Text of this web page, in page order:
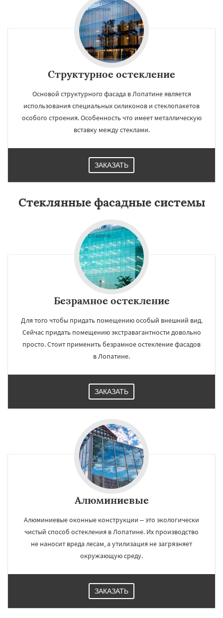
Структурное остекление
Основой структурного фасада в Лопатине является
использования специальных силиконов и стеклопакетов
особого строения. Особенность что имеет металлическую
вставку между стеклами.
ЗАКАЗАТЬ
Стеклянные фасадные системы
Безрамное остекление
Для того чтобы придать помещению особый внешний вид.
Сейчас придать помещению экстравагантности довольно
просто. Стоит применить безрамное остекление фасадов
в Лопатине.
ЗАКАЗАТЬ
Алюминиевые
Алюминиевые оконные конструкции – это экологически
чистый способ остекления в Лопатине. Их производство
не наносит вреда лесам, а утилизация не загрязняет
окружающую среду.
ЗАКАЗАТЬ